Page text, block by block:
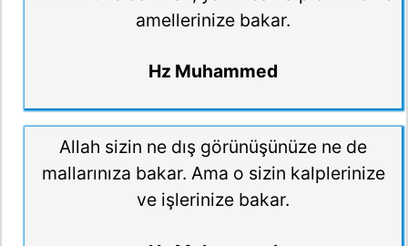
amellerinize bakar.
Hz Muhammed
Allah sizin ne dış görünüşünüze ne de
mallarınıza bakar. Ama o sizin kalplerinize
ve işlerinize bakar.